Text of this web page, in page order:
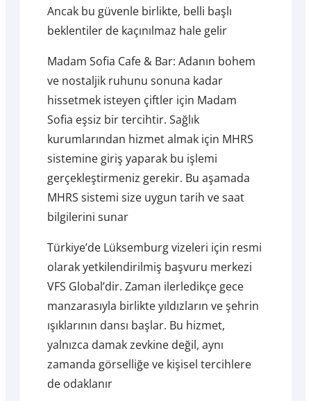
Ancak bu güvenle birlikte, belli başlı
beklentiler de kaçınılmaz hale gelir
Madam Sofia Cafe & Bar: Adanın bohem
ve nostaljik ruhunu sonuna kadar
hissetmek isteyen çiftler için Madam
Sofia eşsiz bir tercihtir. Sağlık
kurumlarından hizmet almak için MHRS
sistemine giriş yaparak bu işlemi
gerçekleştirmeniz gerekir. Bu aşamada
MHRS sistemi size uygun tarih ve saat
bilgilerini sunar
Türkiye’de Lüksemburg vizeleri için resmi
olarak yetkilendirilmiş başvuru merkezi
VFS Global’dir. Zaman ilerledikçe gece
manzarasıyla birlikte yıldızların ve şehrin
ışıklarının dansı başlar. Bu hizmet,
yalnızca damak zevkine değil, aynı
zamanda görselliğe ve kişisel tercihlere
de odaklanır